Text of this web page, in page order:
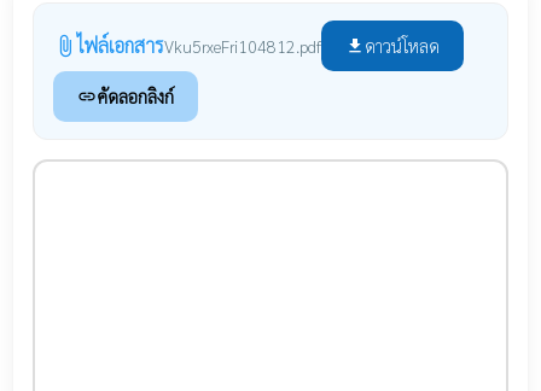
attach_file ไฟล์เอกสารVku5rxeFri104812.pdf file_download ดาวน์โหลด
linkคัดลอกลิงก์